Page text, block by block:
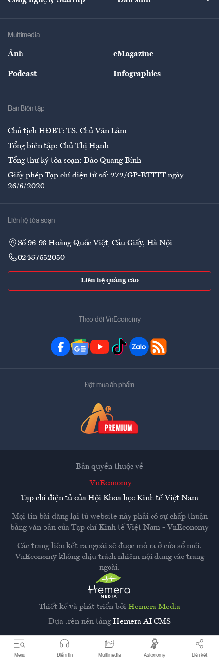
Menu Điểm tin Multimedia Askonomy Liên kết
Tư vấn Nông sản
Giải trí
Multimedia
Ảnh eMagazine
Podcast Infographics
Ban Biên tập
Chủ tịch HĐBT: TS. Chử Văn Lâm
Tổng biên tập: Chử Thị Hạnh
Tổng thư ký tòa soạn: Đào Quang Bính
Giấy phép Tạp chí điện tử số: 272/GP-BTTTT ngày
26/6/2020
Liên hệ tòa soạn
Số 96-98 Hoàng Quốc Việt, Cầu Giấy, Hà Nội
02437552050
Liên hệ quảng cáo
Theo dõi VnEconomy
Đặt mua ấn phẩm
Thiết kế và phát triển bởi Hemera Media
Dựa trên nền tảng Hemera AI CMS
Bản quyền thuộc về
VnEconomy
Tạp chí điện tử của Hội Khoa học Kinh tế Việt Nam
Mọi tin bài đăng lại từ website này phải có sự chấp thuận
bằng văn bản của Tạp chí Kinh tế Việt Nam - VnEconomy
Các trang liên kết ra ngoài sẽ được mở ra ở cửa sổ mới.
VnEconomy không chịu trách nhiệm nội dung các trang
ngoài.